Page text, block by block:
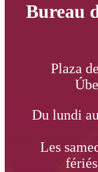
Bureau
Plaza
Du lundi
Les